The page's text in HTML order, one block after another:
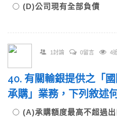
(D)公司現有全部負債
1討論 0留言 4
40. 有關輸銀提供之「
承購」業務，下列敘述
(A)承購額度最高不超過